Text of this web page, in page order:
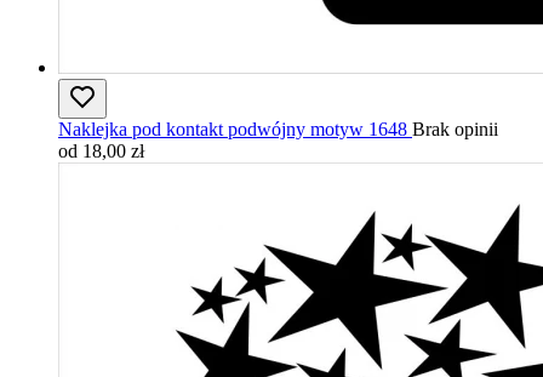
Naklejka pod kontakt podwójny motyw 1648 Brak opinii
od 18,00 zł